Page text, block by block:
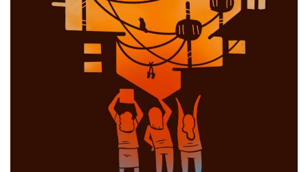
historia de las mujeres
patria contratista
plan del terror
consumo ilustrado